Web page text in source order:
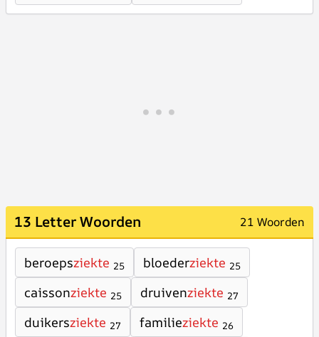
13 Letter Woorden 21 Woorden
beroepsziekte 25 bloederziekte 25
caissonziekte 25 druivenziekte 27
duikersziekte 27 familieziekte 26